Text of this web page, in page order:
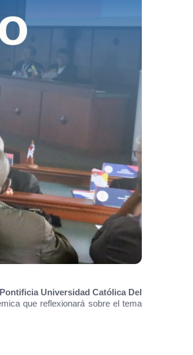
Universidad Católica Del
que reflexionará sobre el tema